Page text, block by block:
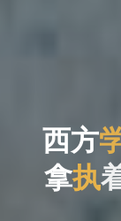
西方
方
拿执